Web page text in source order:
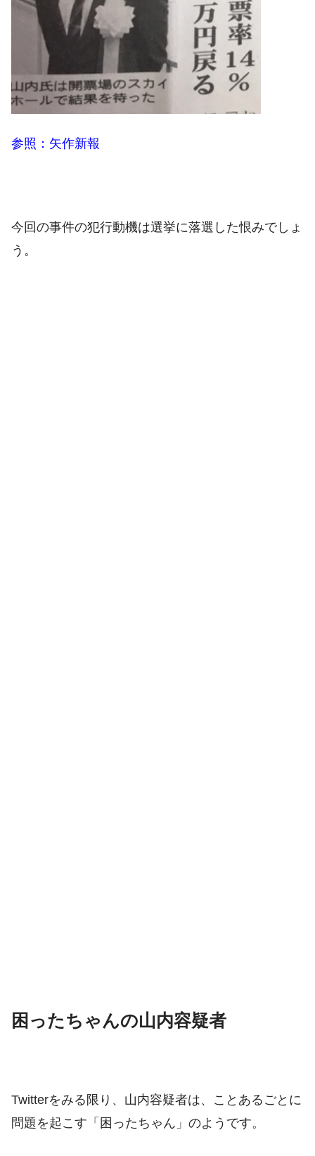
参照：矢作新報
今回の事件の犯行動機は選挙に落選した恨みでしょ
う。
困ったちゃんの山内容疑者
Twitterをみる限り、山内容疑者は、ことあるごとに
問題を起こす「困ったちゃん」のようです。